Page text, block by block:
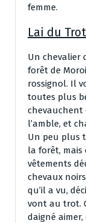
femme.
Lai du Trot
Un chevalier
forêt de
rossignol. Il
toutes plus
chevauchent
l’amble, et
Un peu plus
la forêt, mais
vêtements
chevaux
qu’il a vu,
vont au trot.
daigné